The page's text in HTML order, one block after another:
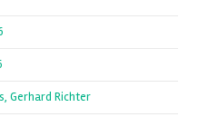
Gerhard Richter